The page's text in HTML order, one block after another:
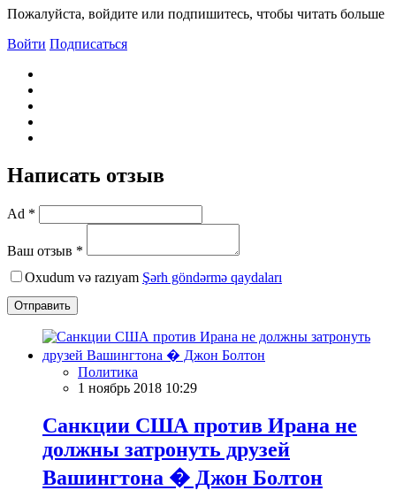
Пожалуйста, войдите или подпишитесь, чтобы читать больше
Войти Подписаться
Написать отзыв
Ad *
Ваш отзыв *
Oxudum və razıyam Şərh göndərmə qaydaları
Отправить
Политика
1 ноябрь 2018 10:29
Санкции США против Ирана не
должны затронуть друзей
Вашингтона � Джон Болтон